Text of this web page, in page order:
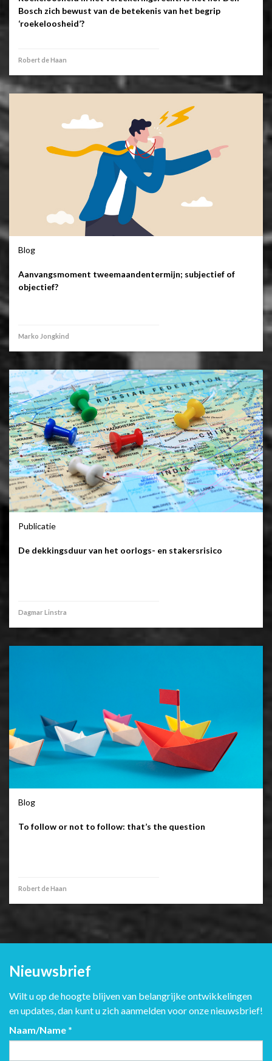
Bosch zich bewust van de betekenis van het begrip
‘roekeloosheid’?
Robert de Haan
Blog
Aanvangsmoment tweemaandentermijn; subjectief of
objectief?
Marko Jongkind
Publicatie
De dekkingsduur van het oorlogs- en stakersrisico
Dagmar Linstra
Blog
To follow or not to follow: that’s the question
Robert de Haan
Nieuwsbrief
Wilt u op de hoogte blijven van belangrijke ontwikkelingen
en updates, dan kunt u zich aanmelden voor onze nieuwsbrief!
Naam/Name *